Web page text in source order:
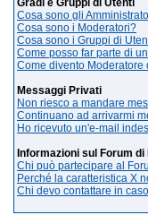
Gradi e Gruppi di Utenti
Cosa sono gli
Cosa sono i Moderatori?
Cosa sono i Gruppi di
Come posso far parte di
Come divento Moderatore
Messaggi Privati
Non riesco a mandare
Continuano ad arrivarmi
Ho ricevuto un'e-mail
Informazioni sul Forum
Chi può partecipare al
Perché la caratteristica X
Chi devo contattare in